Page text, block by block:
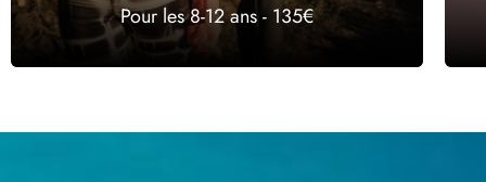
Pour les 8-12 ans - 135€